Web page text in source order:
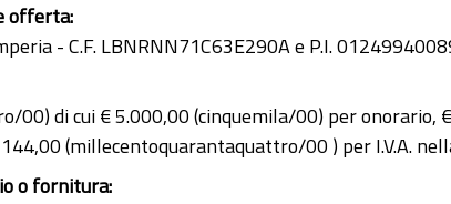
offerta:
- C.F. LBNRNN71C63E290A e P.I.
di cui € 5.000,00 (cinquemila/00) per onorario,
(millecentoquarantaquattro/00 ) per I.V.A.
o fornitura: